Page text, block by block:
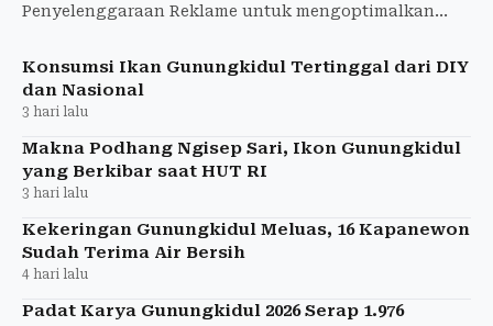
Penyelenggaraan Reklame untuk mengoptimalkan
hukum.
Konsumsi Ikan Gunungkidul Tertinggal dari DIY
dan Nasional
3 hari lalu
Makna Podhang Ngisep Sari, Ikon Gunungkidul
yang Berkibar saat HUT RI
3 hari lalu
Kekeringan Gunungkidul Meluas, 16 Kapanewon
Sudah Terima Air Bersih
4 hari lalu
Padat Karya Gunungkidul 2026 Serap 1.976